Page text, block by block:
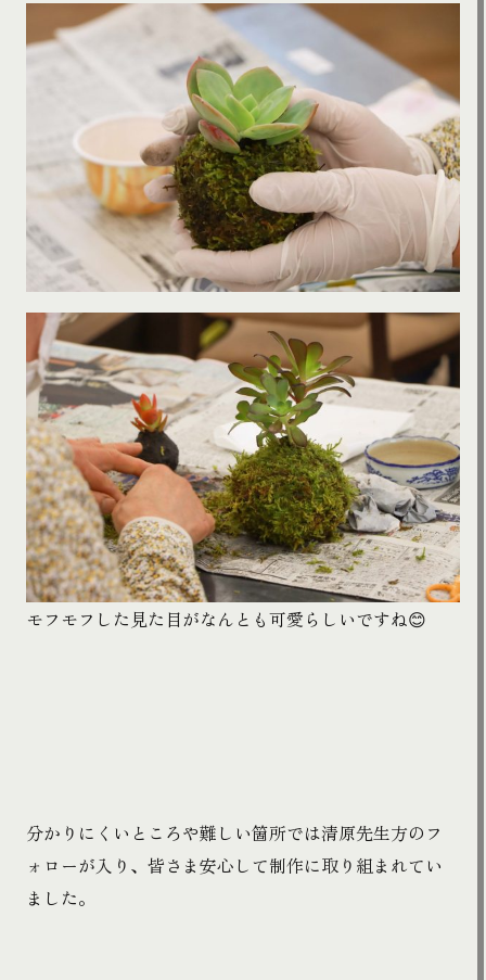
モフモフした見た目がなんとも可愛らしいですね😊
分かりにくいところや難しい箇所では清原先生方のフ
ォローが入り、皆さま安心して制作に取り組まれてい
ました。